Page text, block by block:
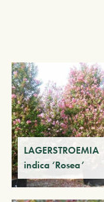
LAGERSTROEMIA
indica ‘Rosea’